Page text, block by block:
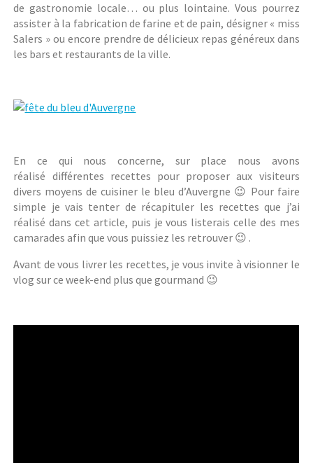
de gastronomie locale… ou plus lointaine. Vous pourrez
assister à la fabrication de farine et de pain, désigner « miss
Salers » ou encore prendre de délicieux repas généreux dans
les bars et restaurants de la ville.
En ce qui nous concerne, sur place nous avons
réalisé différentes recettes pour proposer aux visiteurs
divers moyens de cuisiner le bleu d’Auvergne 😉 Pour faire
simple je vais tenter de récapituler les recettes que j’ai
réalisé dans cet article, puis je vous listerais celle des mes
camarades afin que vous puissiez les retrouver 😉 .
Avant de vous livrer les recettes, je vous invite à visionner le
vlog sur ce week-end plus que gourmand 😉